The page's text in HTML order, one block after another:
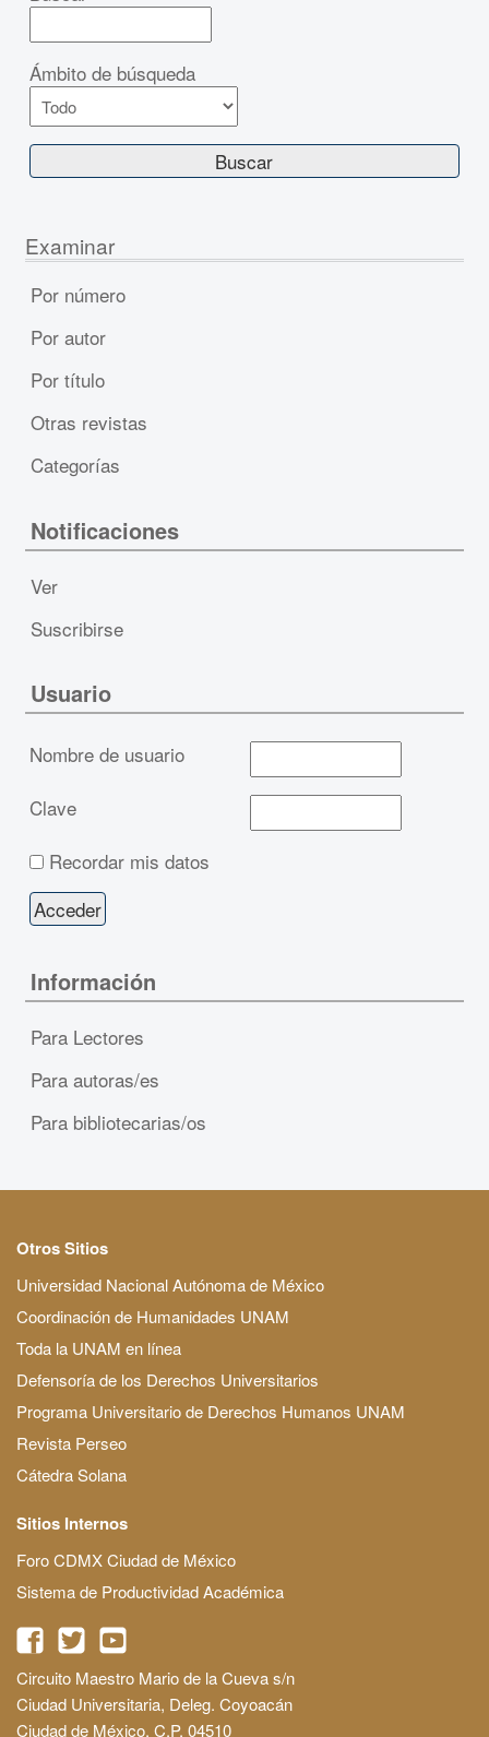
Ámbito de búsqueda
Examinar
Por número
Por autor
Por título
Otras revistas
Categorías
Notificaciones
Ver
Suscribirse
Usuario
Nombre de usuario
Clave
Recordar mis datos
Información
Para Lectores
Para autoras/es
Para bibliotecarias/os
Otros Sitios
Universidad Nacional Autónoma de México
Coordinación de Humanidades UNAM
Toda la UNAM en línea
Defensoría de los Derechos Universitarios
Programa Universitario de Derechos Humanos UNAM
Revista Perseo
Cátedra Solana
Sitios Internos
Foro CDMX Ciudad de México
Sistema de Productividad Académica
Circuito Maestro Mario de la Cueva s/n
Ciudad Universitaria, Deleg. Coyoacán
Ciudad de México, C.P. 04510